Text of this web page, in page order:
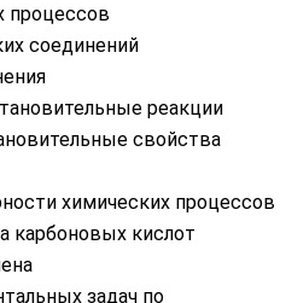
процессов
соединений
реакции
свойства
химических процессов
карбоновых кислот
задач по